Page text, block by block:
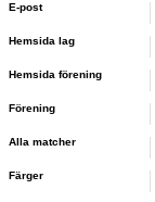
E-post
Hemsida lag
Hemsida förening
Förening
Alla matcher
Färger